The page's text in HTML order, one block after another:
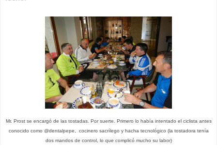
Mr. Prost se encargó de las tostadas. Por suerte. Primero lo había intentado el ciclista antes
conocido como @dentalpepe, cocinero sacrílego y hacha tecnológico (la tostadora tenía
dos mandos de control, lo que complicó mucho su labor)